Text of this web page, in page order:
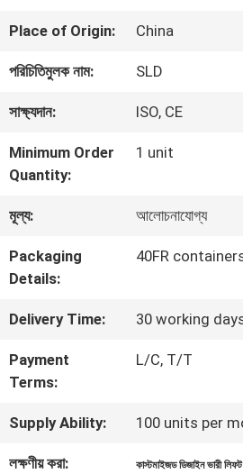
আমাদের
সম্পর্কে
কারখানা
ভ্রমণ
মান
নিয়ন্ত্রণ
ম্যাপ
PRIVACY
Place of Origin: China
পরিচিতিমুলক নাম: SLD
সাক্ষ্যদান: ISO, CE
Minimum Order
Quantity:
1 unit
মূল্য: আলোচনাযোগ্য
Packaging
Details:
40FR
Delivery Time: 30 working
Payment
Terms:
L/C, T/T
Supply Ability: 100 units per
লক্ষণীয় করা: কাস্টমাইজড ডিজাইন ভারী লিফট